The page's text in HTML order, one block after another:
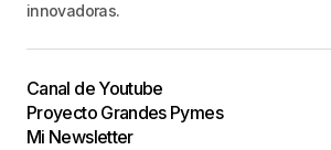
innovadoras.
Canal de Youtube
Proyecto Grandes Pymes
Mi Newsletter